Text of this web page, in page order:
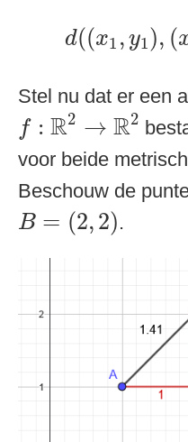
d((x1 , y1), (
Stel nu dat er een
f : R2 → R2
:R 2→
voor beide
Beschouw de
B = (2,2)
B= ,2) .